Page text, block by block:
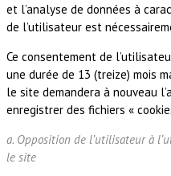
et l’analyse de données à
de l’utilisateur est
Ce consentement de
une durée de 13 (treize) mois
le site demandera à nouveau
enregistrer des fichiers «
a. Opposition de l’utilisateur à
le site